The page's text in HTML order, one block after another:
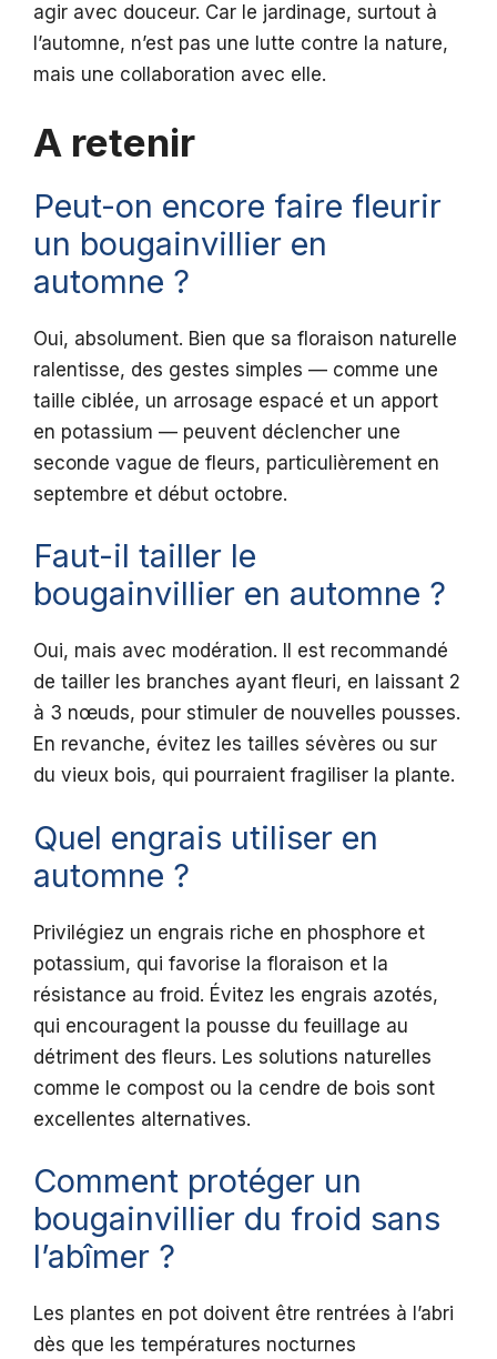
agir avec douceur. Car le jardinage, surtout à
l’automne, n’est pas une lutte contre la nature,
mais une collaboration avec elle.
A retenir
Peut-on encore faire fleurir
un bougainvillier en
automne ?
Oui, absolument. Bien que sa floraison naturelle
ralentisse, des gestes simples — comme une
taille ciblée, un arrosage espacé et un apport
en potassium — peuvent déclencher une
seconde vague de fleurs, particulièrement en
septembre et début octobre.
Faut-il tailler le
bougainvillier en automne ?
Oui, mais avec modération. Il est recommandé
de tailler les branches ayant fleuri, en laissant 2
à 3 nœuds, pour stimuler de nouvelles pousses.
En revanche, évitez les tailles sévères ou sur
du vieux bois, qui pourraient fragiliser la plante.
Quel engrais utiliser en
automne ?
Privilégiez un engrais riche en phosphore et
potassium, qui favorise la floraison et la
résistance au froid. Évitez les engrais azotés,
qui encouragent la pousse du feuillage au
détriment des fleurs. Les solutions naturelles
comme le compost ou la cendre de bois sont
excellentes alternatives.
Comment protéger un
bougainvillier du froid sans
l’abîmer ?
Les plantes en pot doivent être rentrées à l’abri
dès que les températures nocturnes